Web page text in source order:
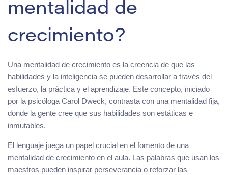
mentalidad de
crecimiento?
Una mentalidad de crecimiento es la creencia de que las
habilidades y la inteligencia se pueden desarrollar a través del
esfuerzo, la práctica y el aprendizaje. Este concepto, iniciado
por la psicóloga Carol Dweck, contrasta con una mentalidad fija,
donde la gente cree que sus habilidades son estáticas e
inmutables.
El lenguaje juega un papel crucial en el fomento de una
mentalidad de crecimiento en el aula. Las palabras que usan los
maestros pueden inspirar perseverancia o reforzar las